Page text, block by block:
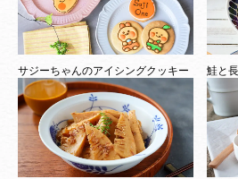
サジーちゃんのアイシングクッキー 鮭と